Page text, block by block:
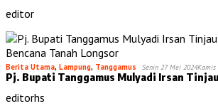
editor
Berita Utama, Lampung, Tanggamus Senin 27 Mei 2024Kamis
Pj. Bupati Tanggamus Mulyadi Irsan
editorhs